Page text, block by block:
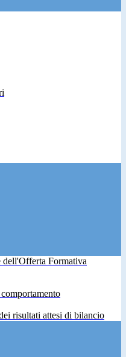
Formativa
risultati attesi di bilancio